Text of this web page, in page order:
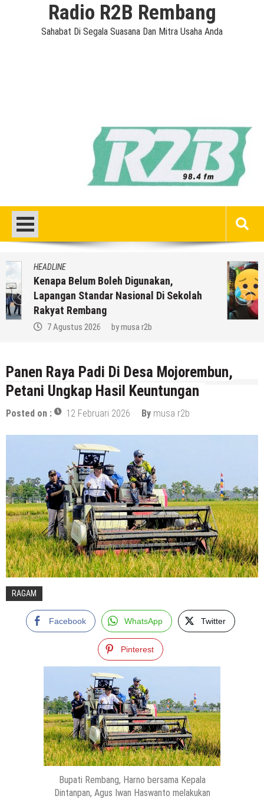
Radio R2B Rembang
Sahabat Di Segala Suasana Dan Mitra Usaha Anda
Inilah 16 Lokasi Sasaran MBG Dari SPPG
Mondoteko 3, Termasuk Sekolah Anak
Anda ??
7 Agustus 2026
Panen Raya Padi Di Desa Mojorembun,
Petani Ungkap Hasil Keuntungan
Posted on : 12 Februari 2026 By musa r2b
RAGAM
Facebook WhatsApp Twitter
Pinterest
Bupati Rembang, Harno bersama Kepala
Dintanpan, Agus Iwan Haswanto melakukan